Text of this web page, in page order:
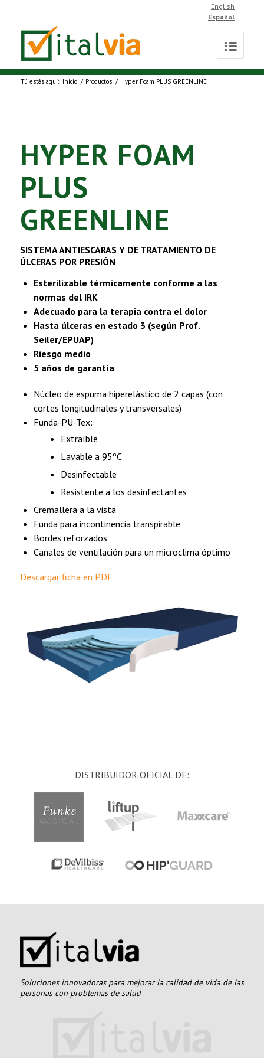
English
Español
Tú estás aquí: Inicio / Productos / Hyper Foam PLUS GREENLINE
HYPER FOAM
PLUS
GREENLINE
SISTEMA ANTIESCARAS Y DE TRATAMIENTO DE
ÚLCERAS POR PRESIÓN
Esterilizable térmicamente conforme a las
normas del IRK
Adecuado para la terapia contra el dolor
Hasta úlceras en estado 3 (según Prof.
Seiler/EPUAP)
Riesgo medio
5 años de garantía
Núcleo de espuma hiperelástico de 2 capas (con
cortes longitudinales y transversales)
Funda-PU-Tex:
Extraíble
Lavable a 95ºC
Desinfectable
Resistente a los desinfectantes
Cremallera a la vista
Funda para incontinencia transpirable
Bordes reforzados
Canales de ventilación para un microclima óptimo
Descargar ficha en PDF
DISTRIBUIDOR OFICIAL DE:
Soluciones innovadoras para mejorar la calidad de vida de las
personas con problemas de salud